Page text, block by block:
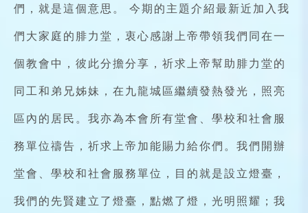
們，就是這個意思。 今期的主題介紹最新近加入我
們大家庭的腓力堂，衷心感謝上帝帶領我們同在一
個教會中，彼此分擔分享，祈求上帝幫助腓力堂的
同工和弟兄姊妹，在九龍城區繼續發熱發光，照亮
區內的居民。我亦為本會所有堂會、學校和社會服
務單位禱告，祈求上帝加能賜力給你們。我們開辦
堂會、學校和社會服務單位，目的就是設立燈臺，
我們的先賢建立了燈臺，點燃了燈，光明照耀；我